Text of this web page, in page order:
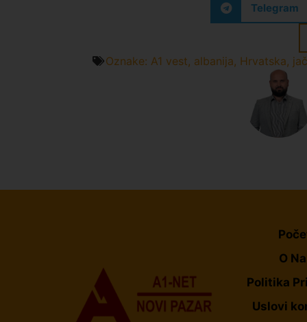
Telegram
Oznake: A1 vest, albanija, Hrvatska,
O
Politika
Uslovi